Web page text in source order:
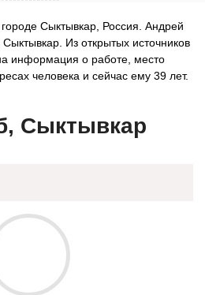
Сыктывкар, Россия. Андрей
Из открытых источников
информация о работе, место
человека и сейчас ему 39 лет.
Сыктывкар